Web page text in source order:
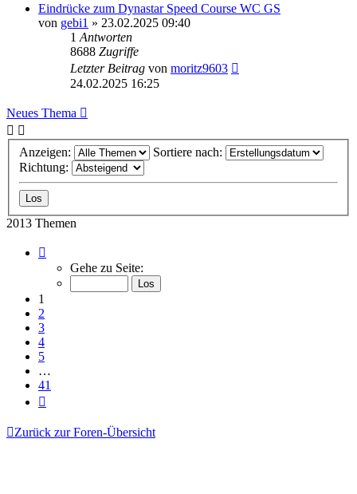
Eindrücke zum Dynastar Speed Course WC GS
von gebi1 » 23.02.2025 09:40
1 Antworten
8688 Zugriffe
Letzter Beitrag von moritz9603
24.02.2025 16:25
Neues Thema
Anzeigen:
Sortiere nach:
Richtung:
2013 Themen
von
Gehe zu Seite:
1
2
3
4
5
…
41
Zurück zur Foren-Übersicht